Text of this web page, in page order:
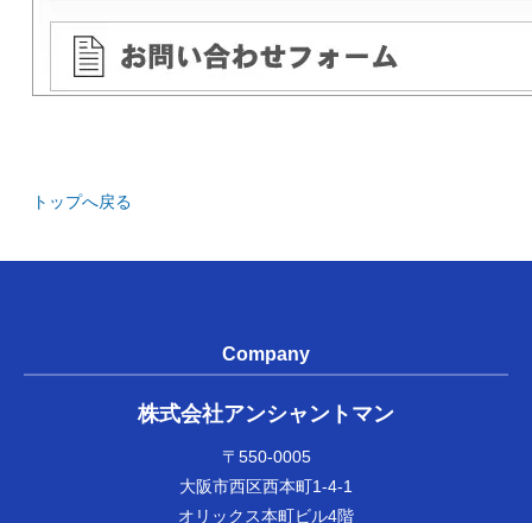
トップへ戻る
Company
株式会社アンシャントマン
〒550-0005
大阪市西区西本町1-4-1
オリックス本町ビル4階